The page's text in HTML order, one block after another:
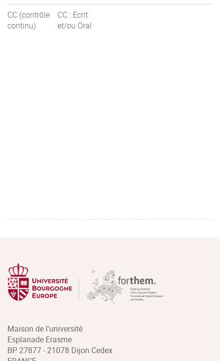
CC (contrôle
continu)
CC : Ecrit
et/ou Oral
Maison de l'université
Esplanade Erasme
BP 27877 - 21078 Dijon Cedex